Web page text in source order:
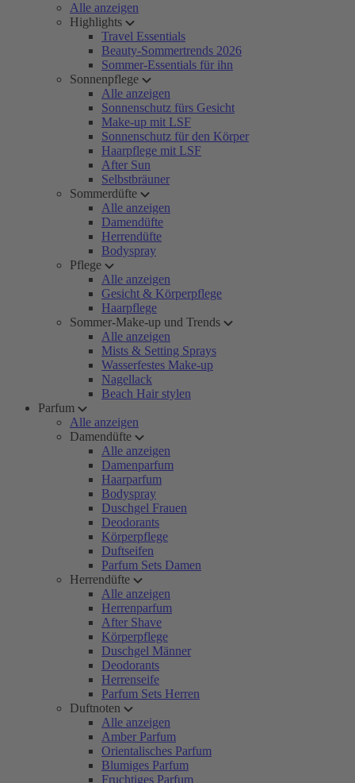
Alle anzeigen
Highlights
Travel Essentials
Beauty-Sommertrends 2026
Sommer-Essentials für ihn
Sonnenpflege
Alle anzeigen
Sonnenschutz fürs Gesicht
Make-up mit LSF
Sonnenschutz für den Körper
Haarpflege mit LSF
After Sun
Selbstbräuner
Sommerdüfte
Alle anzeigen
Damendüfte
Herrendüfte
Bodyspray
Pflege
Alle anzeigen
Gesicht & Körperpflege
Haarpflege
Sommer-Make-up und Trends
Alle anzeigen
Mists & Setting Sprays
Wasserfestes Make-up
Nagellack
Beach Hair stylen
Parfum
Alle anzeigen
Damendüfte
Alle anzeigen
Damenparfum
Haarparfum
Bodyspray
Duschgel Frauen
Deodorants
Körperpflege
Duftseifen
Parfum Sets Damen
Herrendüfte
Alle anzeigen
Herrenparfum
After Shave
Körperpflege
Duschgel Männer
Deodorants
Herrenseife
Parfum Sets Herren
Duftnoten
Alle anzeigen
Amber Parfum
Orientalisches Parfum
Blumiges Parfum
Fruchtiges Parfum